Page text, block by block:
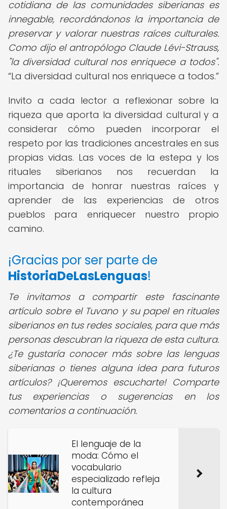
cotidiana de las comunidades siberianas es
innegable, recordándonos la importancia de
preservar y valorar nuestras raíces culturales.
Como dijo el antropólogo Claude Lévi-Strauss,
"la diversidad cultural nos enriquece a todos".
La diversidad cultural nos enriquece a todos.
Invito a cada lector a reflexionar sobre la
riqueza que aporta la diversidad cultural y a
considerar cómo pueden incorporar el
respeto por las tradiciones ancestrales en sus
propias vidas. Las voces de la estepa y los
rituales siberianos nos recuerdan la
importancia de honrar nuestras raíces y
aprender de las experiencias de otros
pueblos para enriquecer nuestro propio
camino.
¡Gracias por ser parte de
HistoriaDeLasLenguas!
Te invitamos a compartir este fascinante
artículo sobre el Tuvano y su papel en rituales
siberianos en tus redes sociales, para que más
personas descubran la riqueza de esta cultura.
¿Te gustaría conocer más sobre las lenguas
siberianas o tienes alguna idea para futuros
artículos? ¡Queremos escucharte! Comparte
tus experiencias o sugerencias en los
comentarios a continuación.
El lenguaje de la
moda: Cómo el
vocabulario
especializado refleja
la cultura
contemporánea